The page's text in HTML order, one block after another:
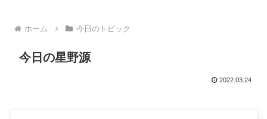
ホーム 今日のトピック
今日の星野源
2022.03.24